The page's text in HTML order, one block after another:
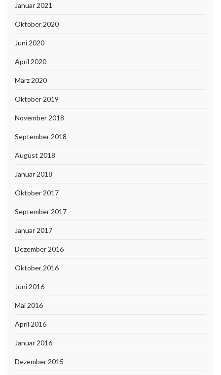
Januar 2021
Oktober 2020
Juni 2020
April 2020
März 2020
Oktober 2019
November 2018
September 2018
August 2018
Januar 2018
Oktober 2017
September 2017
Januar 2017
Dezember 2016
Oktober 2016
Juni 2016
Mai 2016
April 2016
Januar 2016
Dezember 2015